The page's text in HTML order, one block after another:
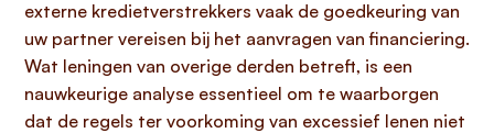
externe kredietverstrekkers vaak de goedkeuring van
uw partner vereisen bij het aanvragen van financiering.
Wat leningen van overige derden betreft, is een
nauwkeurige analyse essentieel om te waarborgen
dat de regels ter voorkoming van excessief lenen niet